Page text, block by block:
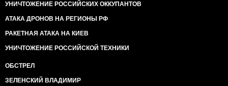
УНИЧТОЖЕНИЕ РОССИЙСКИХ ОККУПАНТОВ
АТАКА ДРОНОВ НА РЕГИОНЫ РФ
РАКЕТНАЯ АТАКА НА КИЕВ
УНИЧТОЖЕНИЕ РОССИЙСКОЙ ТЕХНИКИ
ОБСТРЕЛ
ЗЕЛЕНСКИЙ ВЛАДИМИР